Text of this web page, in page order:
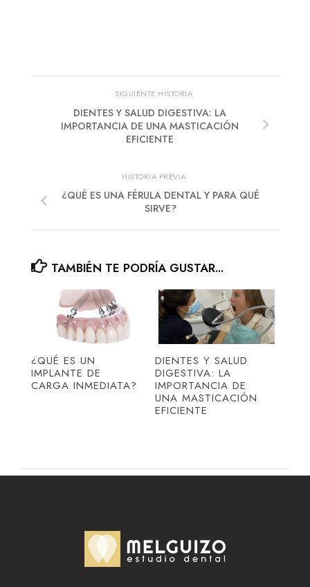
SIGUIENTE HISTORIA
DIENTES Y SALUD DIGESTIVA: LA
IMPORTANCIA DE UNA MASTICACIÓN
EFICIENTE
HISTORIA PREVIA
¿QUÉ ES UNA FÉRULA DENTAL Y PARA QUÉ
SIRVE?
TAMBIÉN TE PODRÍA GUSTAR...
¿QUÉ ES UN
IMPLANTE DE
CARGA INMEDIATA?
DIENTES Y SALUD
DIGESTIVA: LA
IMPORTANCIA DE
UNA MASTICACIÓN
EFICIENTE